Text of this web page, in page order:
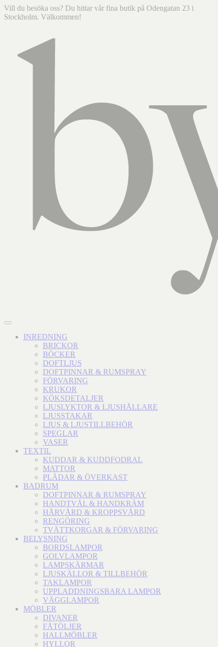
Vill du besöka oss? Du hittar vår fina butik på Odengatan 23 i
Stockholm. Välkommen!
INREDNING
BRICKOR
BÖCKER
DOFTLJUS
DOFTPINNAR & RUMSPRAY
FÖRVARING
KRUKOR
KÖKSDETALJER
LJUSLYKTOR & LJUSHÅLLARE
LJUSSTAKAR
LJUS & LJUSTILLBEHÖR
SPEGLAR
VASER
TEXTIL
KUDDAR & KUDDFODRAL
MATTOR
PLÄDAR & ÖVERKAST
BADRUM
DOFTPINNAR & RUMSPRAY
HANDTVÅL & HANDKRÄM
HÅRVÅRD & KROPPSVÅRD
RENGÖRING
TVÄTTKORGAR & FÖRVARING
BELYSNING
BORDSLAMPOR
GOLVLAMPOR
LAMPSKÄRMAR
LJUSKÄLLOR & TILLBEHÖR
TAKLAMPOR
UPPLADDNINGSBARA LAMPOR
VÄGGLAMPOR
MÖBLER
DIVANER
FÅTÖLJER
HALLMÖBLER
HYLLOR